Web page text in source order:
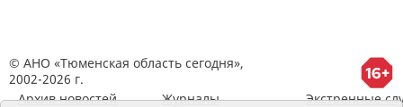
© АНО «Тюменская область сегодня»,
2002-2026 г.
Архив новостей
Журналы
Экстренные